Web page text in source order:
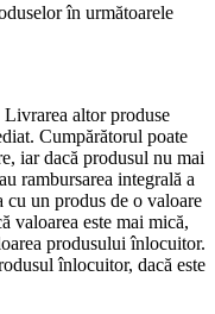
în următoarele
altor produse
Cumpărătorul poate
iar dacă produsul nu mai
rambursarea integrală a
cu un produs de o valoare
valoarea este mai mică,
produsului înlocuitor.
înlocuitor, dacă este